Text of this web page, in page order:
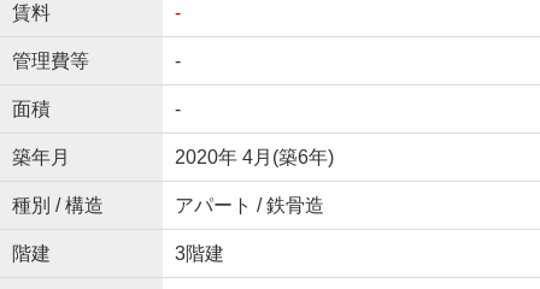
賃料 -
管理費等 -
面積 -
築年月 2020年 4月(築6年)
種別 / 構造 アパート / 鉄骨造
階建 3階建